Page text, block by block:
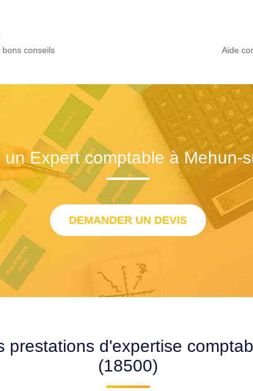
conseils Aide
un Expert comptable à Mehun-
DEMANDER UN DEVIS
prestations d'expertise
(18500)